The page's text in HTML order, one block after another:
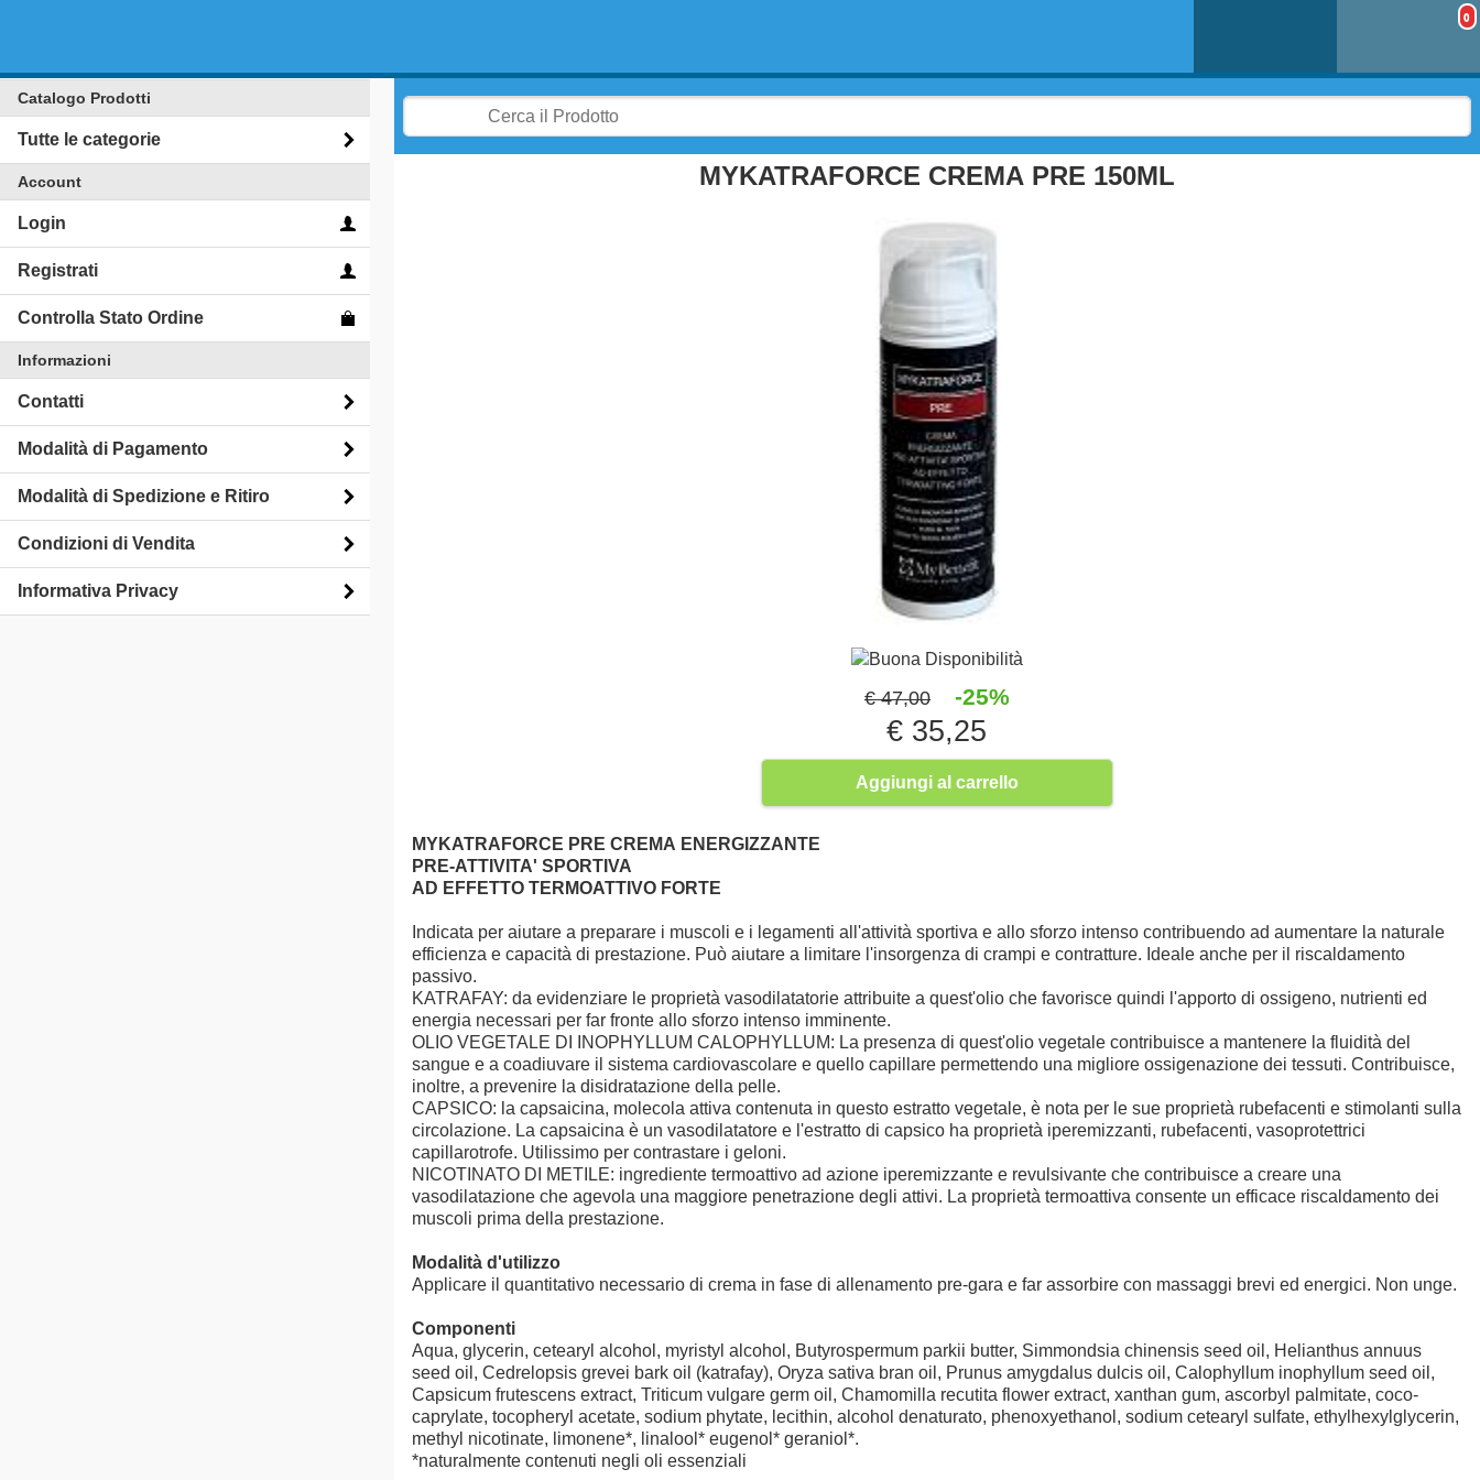
0
MYKATRAFORCE CREMA PRE 150ML
Buona Disponibilità
€ 47,00 -25%
€ 35,25
Aggiungi al carrello
MYKATRAFORCE PRE CREMA ENERGIZZANTE
PRE-ATTIVITA' SPORTIVA
AD EFFETTO TERMOATTIVO FORTE
Indicata per aiutare a preparare i muscoli e i legamenti all'attività sportiva e allo sforzo intenso contribuendo ad aumentare la naturale
efficienza e capacità di prestazione. Può aiutare a limitare l'insorgenza di crampi e contratture. Ideale anche per il riscaldamento
passivo.
KATRAFAY: da evidenziare le proprietà vasodilatatorie attribuite a quest'olio che favorisce quindi l'apporto di ossigeno, nutrienti ed
energia necessari per far fronte allo sforzo intenso imminente.
OLIO VEGETALE DI INOPHYLLUM CALOPHYLLUM: La presenza di quest'olio vegetale contribuisce a mantenere la fluidità del
sangue e a coadiuvare il sistema cardiovascolare e quello capillare permettendo una migliore ossigenazione dei tessuti. Contribuisce,
inoltre, a prevenire la disidratazione della pelle.
CAPSICO: la capsaicina, molecola attiva contenuta in questo estratto vegetale, è nota per le sue proprietà rubefacenti e stimolanti sulla
circolazione. La capsaicina è un vasodilatatore e l'estratto di capsico ha proprietà iperemizzanti, rubefacenti, vasoprotettrici
capillarotrofe. Utilissimo per contrastare i geloni.
NICOTINATO DI METILE: ingrediente termoattivo ad azione iperemizzante e revulsivante che contribuisce a creare una
vasodilatazione che agevola una maggiore penetrazione degli attivi. La proprietà termoattiva consente un efficace riscaldamento dei
muscoli prima della prestazione.
Modalità d'utilizzo
Applicare il quantitativo necessario di crema in fase di allenamento pre-gara e far assorbire con massaggi brevi ed energici. Non unge.
Componenti
Aqua, glycerin, cetearyl alcohol, myristyl alcohol, Butyrospermum parkii butter, Simmondsia chinensis seed oil, Helianthus annuus
seed oil, Cedrelopsis grevei bark oil (katrafay), Oryza sativa bran oil, Prunus amygdalus dulcis oil, Calophyllum inophyllum seed oil,
Capsicum frutescens extract, Triticum vulgare germ oil, Chamomilla recutita flower extract, xanthan gum, ascorbyl palmitate, coco-
caprylate, tocopheryl acetate, sodium phytate, lecithin, alcohol denaturato, phenoxyethanol, sodium cetearyl sulfate, ethylhexylglycerin,
methyl nicotinate, limonene*, linalool* eugenol* geraniol*.
*naturalmente contenuti negli oli essenziali
Catalogo Prodotti
Tutte le categorie
Account
Login
Registrati
Controlla Stato Ordine
Informazioni
Contatti
Modalità di Pagamento
Modalità di Spedizione e Ritiro
Condizioni di Vendita
Informativa Privacy